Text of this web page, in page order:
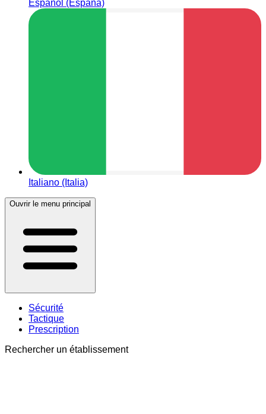
Español (España)
Italiano (Italia)
Ouvrir le menu principal
Sécurité
Tactique
Prescription
Rechercher un établissement